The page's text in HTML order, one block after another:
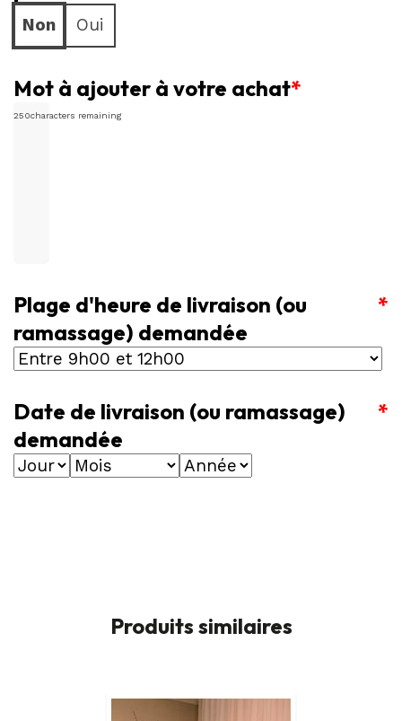
Non Oui
*
Mot à ajouter à votre achat
250characters remaining
*
Plage d'heure de livraison (ou
ramassage) demandée
*
Date de livraison (ou ramassage)
demandée
Produits similaires